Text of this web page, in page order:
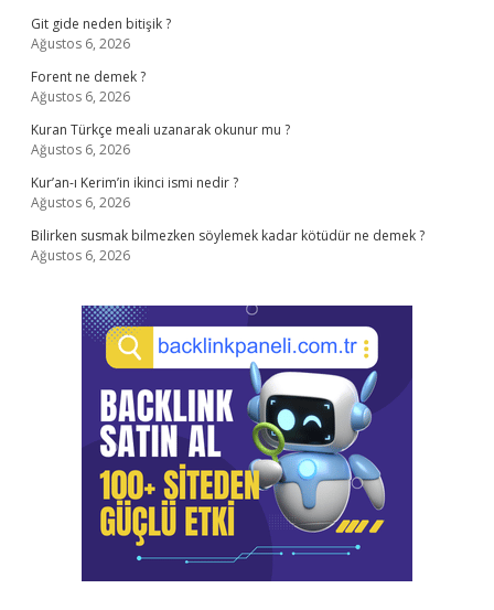
Git gide neden bitişik ?
Ağustos 6, 2026
Forent ne demek ?
Ağustos 6, 2026
Kuran Türkçe meali uzanarak okunur mu ?
Ağustos 6, 2026
Kur’an-ı Kerim’in ikinci ismi nedir ?
Ağustos 6, 2026
Bilirken susmak bilmezken söylemek kadar kötüdür ne demek ?
Ağustos 6, 2026